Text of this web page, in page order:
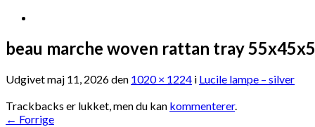
beau marche woven rattan tray
Udgivetmaj 11, 2026den 1020 × 1224 i Lucile lampe – silver
Trackbacks er lukket, men du kan kommenterer.
← Forrige